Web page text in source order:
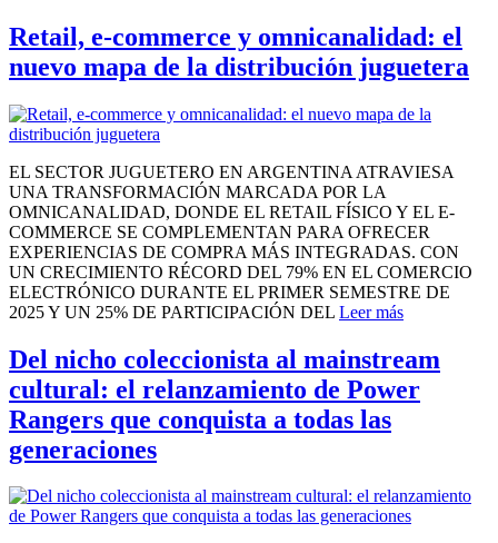
Retail, e-commerce y omnicanalidad: el
nuevo mapa de la distribución juguetera
EL SECTOR JUGUETERO EN ARGENTINA ATRAVIESA
UNA TRANSFORMACIÓN MARCADA POR LA
OMNICANALIDAD, DONDE EL RETAIL FÍSICO Y EL E-
COMMERCE SE COMPLEMENTAN PARA OFRECER
EXPERIENCIAS DE COMPRA MÁS INTEGRADAS. CON
UN CRECIMIENTO RÉCORD DEL 79% EN EL COMERCIO
ELECTRÓNICO DURANTE EL PRIMER SEMESTRE DE
2025 Y UN 25% DE PARTICIPACIÓN DEL Leer más
Del nicho coleccionista al mainstream
cultural: el relanzamiento de Power
Rangers que conquista a todas las
generaciones